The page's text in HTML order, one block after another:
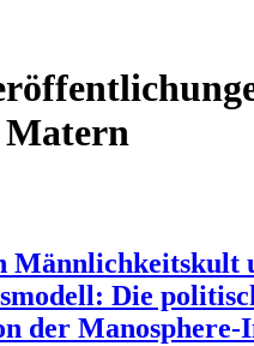
Matern
Männlichkeitskult
Die
der Manosphere-